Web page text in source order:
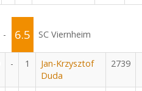
- 6.5 SC Viernheim
- 1
Jan-Krzysztof
Duda
2739